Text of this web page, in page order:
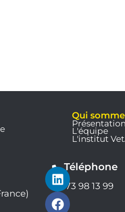
Téléphone
04 73 98 13 99
L
i
n
F
a
c
Y
o
u
Qui
L'équipe
L'institut